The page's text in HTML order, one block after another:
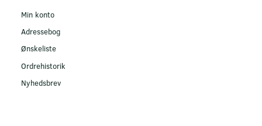
Min konto
Adressebog
Ønskeliste
Ordrehistorik
Nyhedsbrev